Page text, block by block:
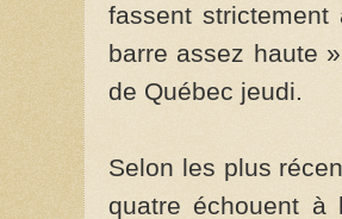
fassent
barre assez haute
de Québec jeudi.
Selon les plus
quatre échouent à